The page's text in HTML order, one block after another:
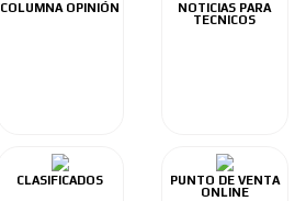
COLUMNA OPINIÓN
NOTICIAS PARA
TECNICOS
CLASIFICADOS
PUNTO DE VENTA
ONLINE